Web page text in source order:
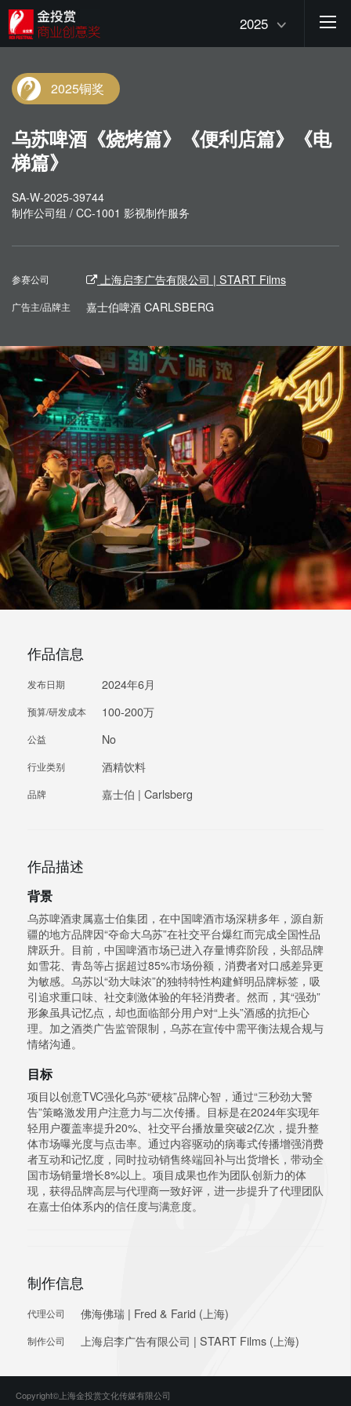
2025
2025铜奖
乌苏啤酒《烧烤篇》《便利店篇》《电
梯篇》
SA-W-2025-39744
制作公司组 / CC-1001 影视制作服务
参赛公司 上海启李广告有限公司 | START Films
广告主/品牌主 嘉士伯啤酒 CARLSBERG
作品信息
发布日期 2024年6月
预算/研发成本 100-200万
公益 No
行业类别 酒精饮料
品牌 嘉士伯 | Carlsberg
作品描述
背景
乌苏啤酒隶属嘉士伯集团，在中国啤酒市场深耕多年，源自新
疆的地方品牌因“夺命大乌苏”在社交平台爆红而完成全国性品
牌跃升。目前，中国啤酒市场已进入存量博弈阶段，头部品牌
如雪花、青岛等占据超过85%市场份额，消费者对口感差异更
为敏感。乌苏以“劲大味浓”的独特特性构建鲜明品牌标签，吸
引追求重口味、社交刺激体验的年轻消费者。然而，其“强劲”
形象虽具记忆点，却也面临部分用户对“上头”酒感的抗拒心
理。加之酒类广告监管限制，乌苏在宣传中需平衡法规合规与
情绪沟通。
目标
项目以创意TVC强化乌苏“硬核”品牌心智，通过“三秒劲大警
告”策略激发用户注意力与二次传播。目标是在2024年实现年
轻用户覆盖率提升20%、社交平台播放量突破2亿次，提升整
体市场曝光度与点击率。通过内容驱动的病毒式传播增强消费
者互动和记忆度，同时拉动销售终端回补与出货增长，带动全
国市场销量增长8%以上。项目成果也作为团队创新力的体
现，获得品牌高层与代理商一致好评，进一步提升了代理团队
在嘉士伯体系内的信任度与满意度。
制作信息
代理公司 佛海佛瑞 | Fred & Farid (上海)
制作公司 上海启李广告有限公司 | START Films (上海)
Copyright©上海金投赏文化传媒有限公司